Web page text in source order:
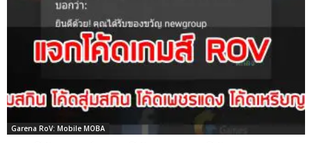
Garena RoV: Mobile MOBA